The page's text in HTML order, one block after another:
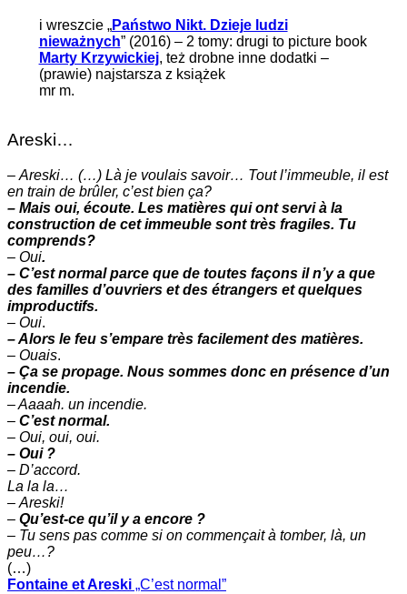
i wreszcie „Państwo Nikt. Dzieje ludzi
nieważnych” (2016) – 2 tomy: drugi to picture book
Marty Krzywickiej, też drobne inne dodatki –
(prawie) najstarsza z książek
mr m.
Areski…
– Areski… (…) Là je voulais savoir… Tout l’immeuble, il est
en train de brûler, c’est bien ça?
– Mais oui, écoute. Les matières qui ont servi à la
construction de cet immeuble sont très fragiles. Tu
comprends?
– Oui.
– C’est normal parce que de toutes façons il n’y a que
des familles d’ouvriers et des étrangers et quelques
improductifs.
– Oui.
– Alors le feu s’empare très facilement des matières.
– Ouais.
– Ça se propage. Nous sommes donc en présence d’un
incendie.
– Aaaah. un incendie.
– C’est normal.
– Oui, oui, oui.
– Oui ?
– D’accord.
La la la…
– Areski!
– Qu’est-ce qu’il y a encore ?
– Tu sens pas comme si on commençait à tomber, là, un
peu…?
(…)
Fontaine et Areski „C’est normal”